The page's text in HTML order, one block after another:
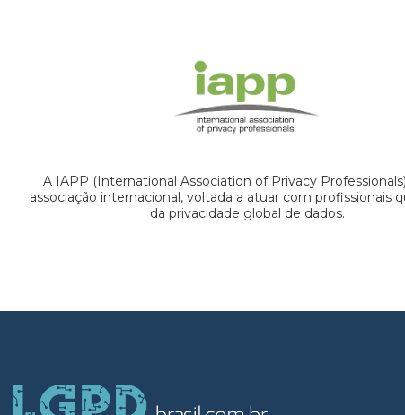
A IAPP (International Association of Privacy
associação internacional, voltada a atuar com profissionais
da privacidade global de dados.